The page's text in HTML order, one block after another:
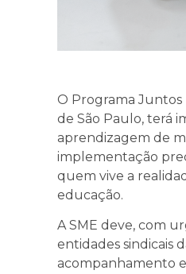
O Programa
de São Paulo, terá
aprendizagem de
implementação
quem vive a
educação.
A SME deve, com
entidades sindicais
acompanhamento